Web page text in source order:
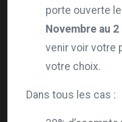
porte ouverte
Novembre au
venir voir votre
votre choix.
Dans tous les cas :